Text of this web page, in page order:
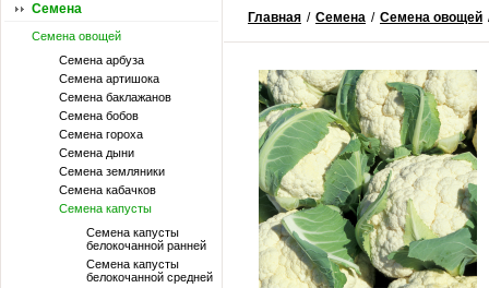
Семена
Семена овощей
Семена арбуза
Семена артишока
Семена баклажанов
Семена бобов
Семена гороха
Семена дыни
Семена земляники
Семена кабачков
Семена капусты
Семена капусты
белокочанной ранней
Семена капусты
белокочанной средней
Главная / Семена / Семена овощей